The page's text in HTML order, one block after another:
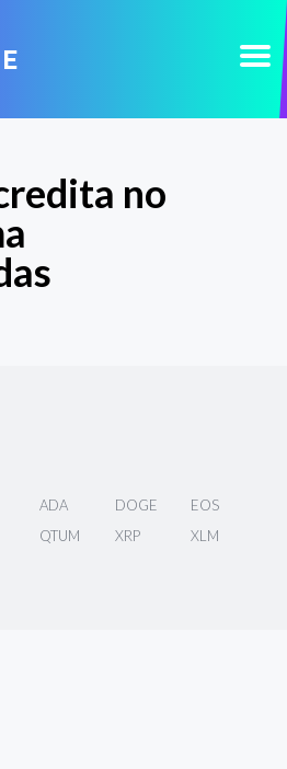
no
ADA DOGE
EOS
QTUM XRP
XLM